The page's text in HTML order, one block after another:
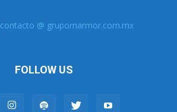
contacto @ grupomarmor.com.mx
FOLLOW US